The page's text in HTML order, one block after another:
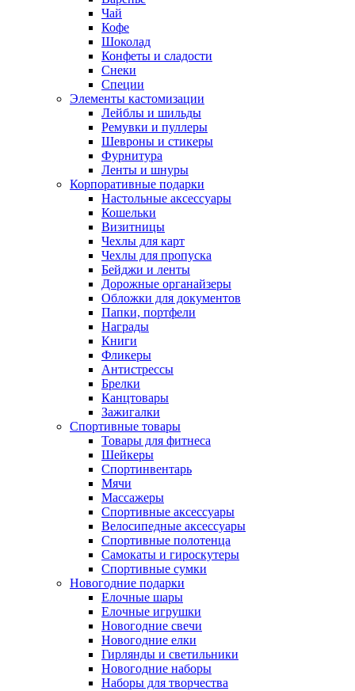
Чай
Кофе
Шоколад
Конфеты и сладости
Снеки
Специи
Элементы кастомизации
Лейблы и шильды
Ремувки и пуллеры
Шевроны и стикеры
Фурнитура
Ленты и шнуры
Корпоративные подарки
Настольные аксессуары
Кошельки
Визитницы
Чехлы для карт
Чехлы для пропуска
Бейджи и ленты
Дорожные органайзеры
Обложки для документов
Папки, портфели
Награды
Книги
Фликеры
Антистрессы
Брелки
Канцтовары
Зажигалки
Спортивные товары
Товары для фитнеса
Шейкеры
Спортинвентарь
Мячи
Массажеры
Спортивные аксессуары
Велосипедные аксессуары
Спортивные полотенца
Самокаты и гироскутеры
Спортивные сумки
Новогодние подарки
Елочные шары
Елочные игрушки
Новогодние свечи
Новогодние елки
Гирлянды и светильники
Новогодние наборы
Наборы для творчества